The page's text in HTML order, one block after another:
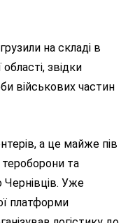
на складі в
звідки
військових частин
а це майже пів
тероборони та
Чернівців. Уже
платформи